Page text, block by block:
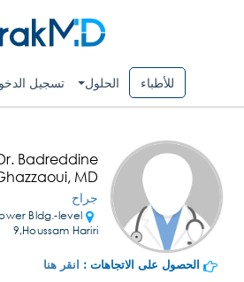
للأطباء الحلول تسجيل
Badreddine
MD
جراح
Bldg.-level
9,Houssam Hariri
الحصول على الاتجاهات : انقر هنا